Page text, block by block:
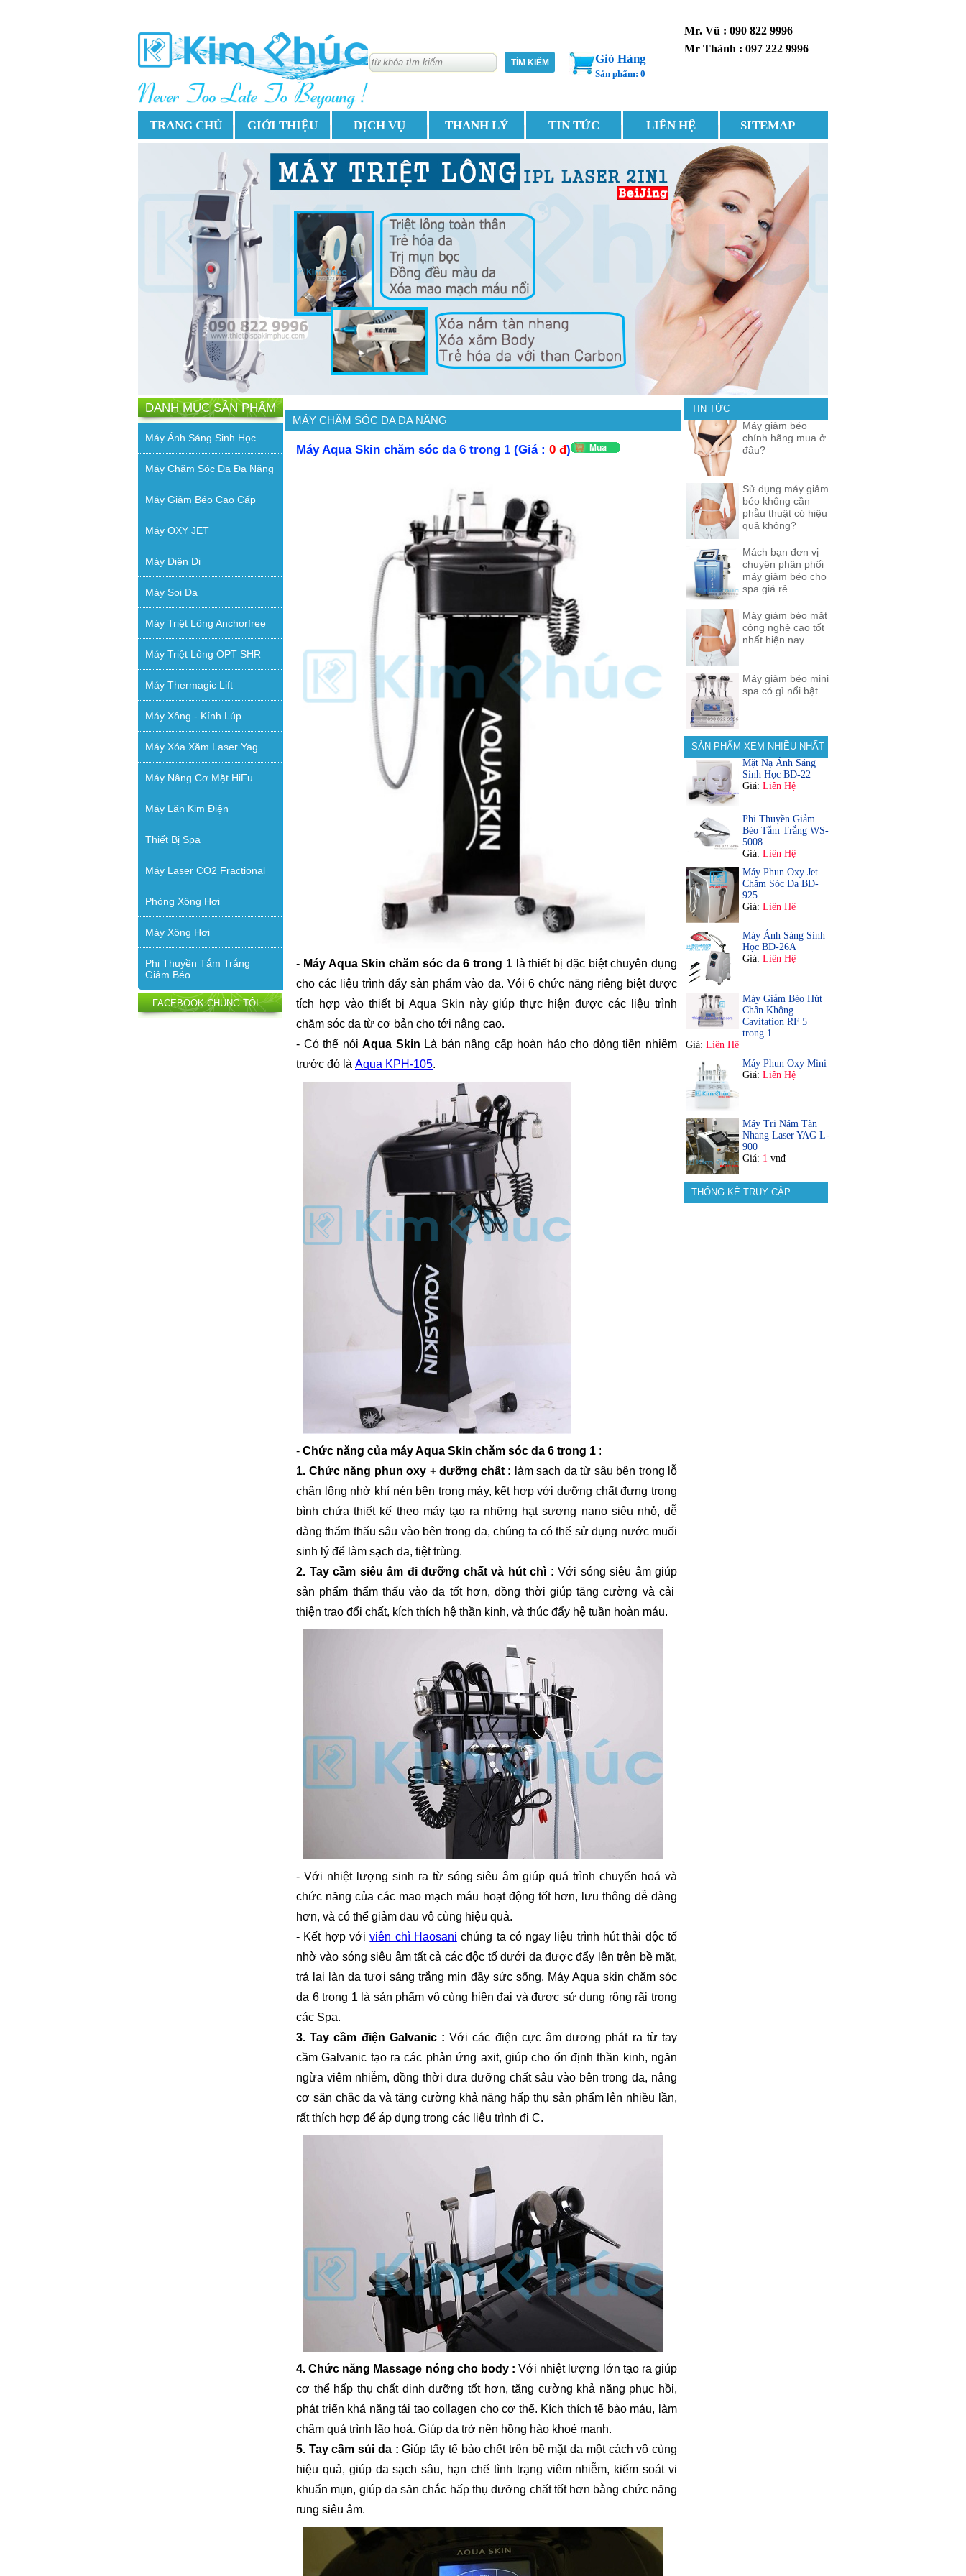
Mr. Vũ : 090 822 9996
Mr Thành : 097 222 9996
Giỏ Hàng
Sản phẩm: 0
TRANG CHỦ GIỚI THIỆU DỊCH VỤ THANH LÝ TIN TỨC LIÊN HỆ SITEMAP
DANH MỤC SẢN PHẨM
Máy Ánh Sáng Sinh Học
Máy Chăm Sóc Da Đa Năng
Máy Giảm Béo Cao Cấp
Máy OXY JET
Máy Điện Di
Máy Soi Da
Máy Triệt Lông Anchorfree
Máy Triệt Lông OPT SHR
Máy Thermagic Lift
Máy Xông - Kính Lúp
Máy Xóa Xăm Laser Yag
Máy Nâng Cơ Mặt HiFu
Máy Lăn Kim Điện
Thiết Bị Spa
Máy Laser CO2 Fractional
Phòng Xông Hơi
Máy Xông Hơi
Phi Thuyền Tắm Trắng
Giảm Béo
FACEBOOK CHÚNG TÔI
MÁY CHĂM SÓC DA ĐA NĂNG
Máy Aqua Skin chăm sóc da 6 trong 1 (Giá : 0 đ)
- Máy Aqua Skin chăm sóc da 6 trong 1là thiết bị đặc biệt chuyên dụng
cho các liệu trình đẩy sản phẩm vào da. Vói 6 chức năng riêng biệt được
tích hợp vào thiết bị Aqua Skin này giúp thực hiện được các liệu trình
chăm sóc da từ cơ bản cho tới nâng cao.
- Có thể nóiAqua Skin Là bản nâng cấp hoàn hảo cho dòng tiền nhiệm
trước đó là Aqua KPH-105.
- Chức năng của máy Aqua Skin chăm sóc da 6 trong 1 :
1. Chức năng phun oxy + dưỡng chất : làm sạch da từ sâu bên trong lỗ
chân lông nhờ khí nén bên trong máy, kết hợp với dưỡng chất đựng trong
bình chứa thiết kế theo máy tạo ra những hạt sương nano siêu nhỏ, dễ
dàng thẩm thấu sâu vào bên trong da, chúng ta có thể sử dụng nước muối
sinh lý để làm sạch da, tiệt trùng.
2. Tay cầm siêu âm đi dưỡng chất và hút chì : Với sóng siêu âm giúp
sản phẩm thẩm thấu vào da tốt hơn, đồng thời giúp tăng cường và cải
thiện trao đổi chất, kích thích hệ thần kinh, và thúc đẩy hệ tuần hoàn máu.
- Với nhiệt lượng sinh ra từ sóng siêu âm giúp quá trình chuyển hoá và
chức năng của các mao mạch máu hoạt động tốt hơn, lưu thông dễ dàng
hơn, và có thể giảm đau vô cùng hiệu quả.
- Kết hợp vớiviên chì Haosani chúng ta có ngay liệu trình hút thải độc tố
nhờ vào sóng siêu âm tất cả các độc tố dưới da được đẩy lên trên bề mặt,
trả lại làn da tươi sáng trắng mịn đầy sức sống. Máy Aqua skin chăm sóc
da 6 trong 1 là sản phẩm vô cùng hiện đại và được sử dụng rộng rãi trong
các Spa.
3. Tay cầm điện Galvanic : Với các điện cực âm dương phát ra từ tay
cầm Galvanic tạo ra các phản ứng axit, giúp cho ổn định thần kinh, ngăn
ngừa viêm nhiễm, đồng thời đưa dưỡng chất sâu vào bên trong da, nâng
cơ săn chắc da và tăng cường khả năng hấp thụ sản phẩm lên nhiều lần,
rất thích hợp để áp dụng trong các liệu trình đi C.
4. Chức năng Massage nóng cho body : Với nhiệt lượng lớn tạo ra giúp
cơ thể hấp thụ chất dinh dưỡng tốt hơn, tăng cường khả năng phục hồi,
phát triển khả năng tái tạo collagen cho cơ thể. Kích thích tế bào máu, làm
chậm quá trình lão hoá. Giúp da trở nên hồng hào khoẻ mạnh.
5. Tay cầm sủi da : Giúp tẩy tế bào chết trên bề mặt da một cách vô cùng
hiệu quả, giúp da sạch sâu, hạn chế tình trạng viêm nhiễm, kiểm soát vi
khuẩn mụn, giúp da săn chắc hấp thụ dưỡng chất tốt hơn bằng chức năng
rung siêu âm.
TIN TỨC
Máy giảm béo
chính hãng mua ở
đâu?
Sử dụng máy giảm
béo không cần
phẫu thuật có hiệu
quả không?
Mách bạn đơn vị
chuyên phân phối
máy giảm béo cho
spa giá rẻ
Máy giảm béo mặt
công nghệ cao tốt
nhất hiện nay
Máy giảm béo mini
spa có gì nổi bật
SẢN PHẨM XEM NHIỀU NHẤT
Mặt Nạ Ánh Sáng
Sinh Học BD-22
Giá: Liên Hệ
Phi Thuyền Giảm
Béo Tắm Trắng WS-
5008
Giá: Liên Hệ
Máy Phun Oxy Jet
Chăm Sóc Da BD-
925
Giá: Liên Hệ
Máy Ánh Sáng Sinh
Học BD-26A
Giá: Liên Hệ
Máy Giảm Béo Hút
Chân Không
Cavitation RF 5
trong 1
Giá: Liên Hệ
Máy Phun Oxy Mini
Giá: Liên Hệ
Máy Trị Nám Tàn
Nhang Laser YAG L-
900
Giá: 1 vnđ
THỐNG KÊ TRUY CẬP